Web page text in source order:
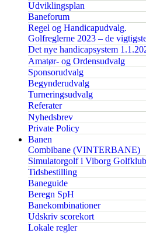
Udviklingsplan
Baneforum
Regel og Handicapudvalg.
Golfreglerne 2023 – de
Det nye handicapsystem
Amatør- og Ordensudvalg
Sponsorudvalg
Begynderudvalg
Turneringsudvalg
Referater
Nyhedsbrev
Private Policy
Banen
Combibane (VINTERBANE)
Simulatorgolf i Viborg Golfklub
Tidsbestilling
Baneguide
Beregn SpH
Banekombinationer
Udskriv scorekort
Lokale regler